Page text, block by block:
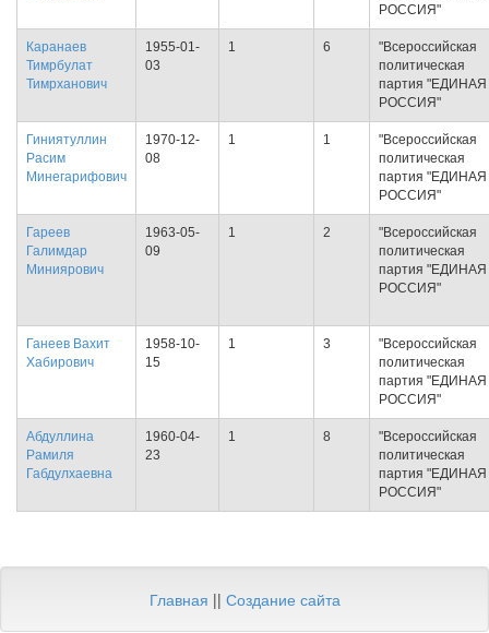
РОССИЯ"
Каранаев
Тимрбулат
Тимрханович
1955-01-
03
1 6
"Всероссийская
политическая
партия "ЕДИНАЯ
РОССИЯ"
Гиниятуллин
Расим
Минегарифович
1970-12-
08
1 1
"Всероссийская
политическая
партия "ЕДИНАЯ
РОССИЯ"
Гареев
Галимдар
Миниярович
1963-05-
09
1 2
"Всероссийская
политическая
партия "ЕДИНАЯ
РОССИЯ"
Ганеев Вахит
Хабирович
1958-10-
15
1 3
"Всероссийская
политическая
партия "ЕДИНАЯ
РОССИЯ"
Абдуллина
Рамиля
Габдулхаевна
1960-04-
23
1 8
"Всероссийская
политическая
партия "ЕДИНАЯ
РОССИЯ"
Главная || Создание сайта